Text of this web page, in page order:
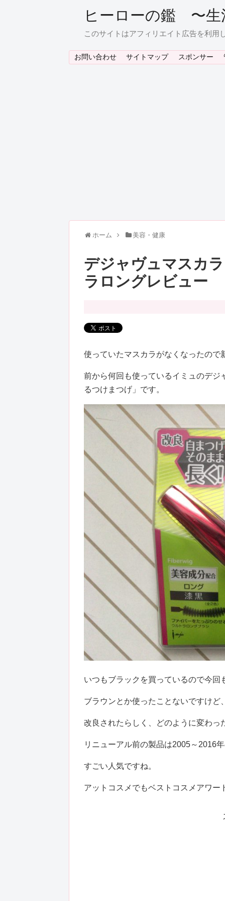
ヒーローの鑑 〜生
このサイトはアフィリエイト広告を利用
お問い合わせ サイトマップ スポンサー
ホーム 美容・健康
デジャヴュマスカ
ラロングレビュー
使っていたマスカラがなくなったので
前から何回も使っているイミュのデ
るつけまつげ」です。
いつもブラックを買っているので今回
ブラウンとか使ったことないですけど
改良されたらしく、どのように変わっ
リニューアル前の製品は2005～2016
すごい人気ですね。
アットコスメでもベストコスメアワ